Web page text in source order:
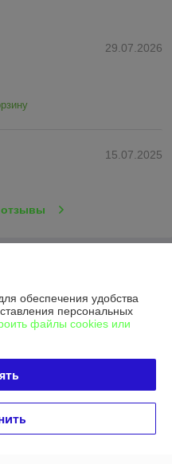
29.07.2026
15.07.2025
отзывы
обеспечения удобства
персональных
файлы cookies или